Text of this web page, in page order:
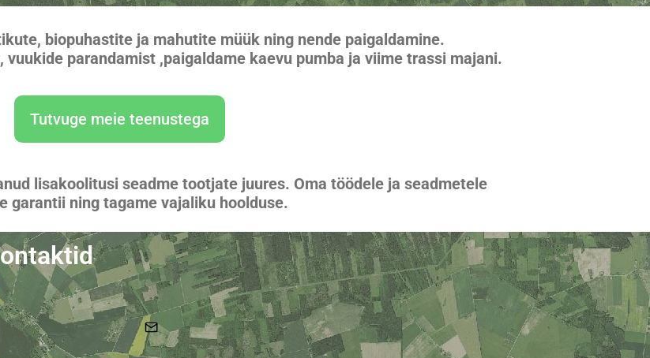
biopuhastite ja mahutite müük ning nende paigaldamine.
parandamist ,paigaldame kaevu pumba ja viime trassi majani.
Tutvuge meie teenustega
lisakoolitusi seadme tootjate juures. Oma töödele ja seadmetele
garantii ning tagame vajaliku hoolduse.